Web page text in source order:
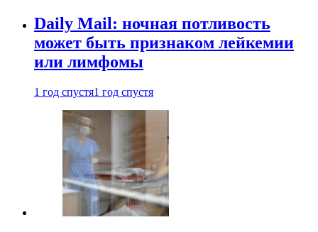
Daily Mail: ночная потливость
может быть признаком лейкемии
или лимфомы
1 год спустя1 год спустя